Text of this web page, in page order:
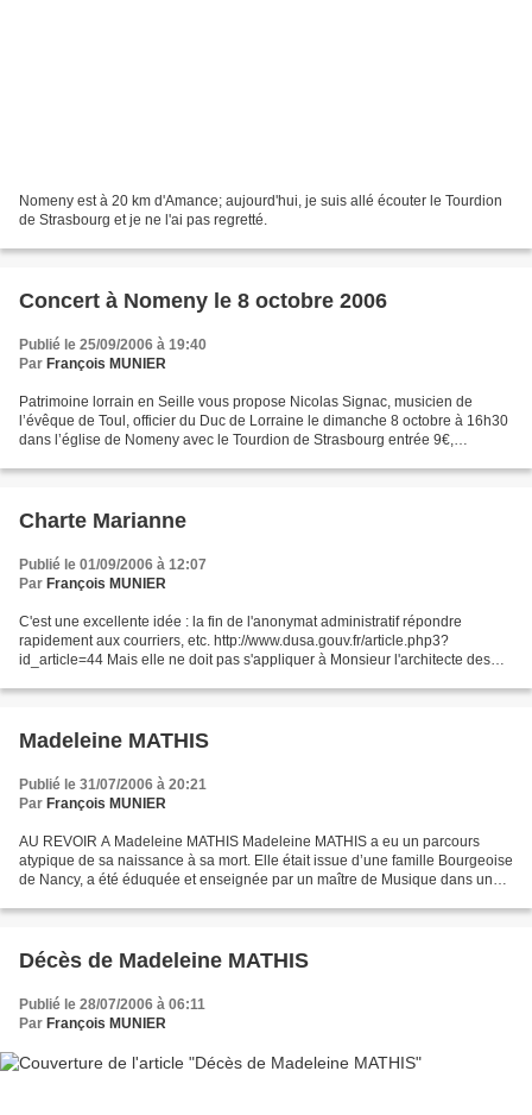
Nomeny est à 20 km d'Amance; aujourd'hui, je suis allé écouter le Tourdion
de Strasbourg et je ne l'ai pas regretté.
Concert à Nomeny le 8 octobre 2006
Publié le 25/09/2006 à 19:40
Par François MUNIER
Patrimoine lorrain en Seille vous propose Nicolas Signac, musicien de
l’évêque de Toul, officier du Duc de Lorraine le dimanche 8 octobre à 16h30
dans l’église de Nomeny avec le Tourdion de Strasbourg entrée 9€,
Charte Marianne
Publié le 01/09/2006 à 12:07
Par François MUNIER
C'est une excellente idée : la fin de l'anonymat administratif répondre
rapidement aux courriers, etc. http://www.dusa.gouv.fr/article.php3?
id_article=44 Mais elle ne doit pas s'appliquer à Monsieur l'architecte des
Madeleine MATHIS
Publié le 31/07/2006 à 20:21
Par François MUNIER
AU REVOIR A Madeleine MATHIS Madeleine MATHIS a eu un parcours
atypique de sa naissance à sa mort. Elle était issue d’une famille Bourgeoise
de Nancy, a été éduquée et enseignée par un maître de Musique dans un
Décès de Madeleine MATHIS
Publié le 28/07/2006 à 06:11
Par François MUNIER